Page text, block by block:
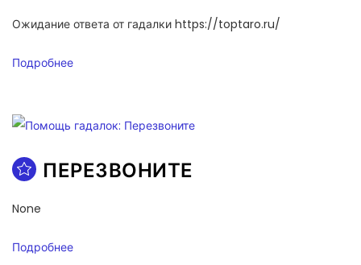
Ожидание ответа от гадалки https://toptaro.ru/
Подробнее
ПЕРЕЗВОНИТЕ
None
Подробнее